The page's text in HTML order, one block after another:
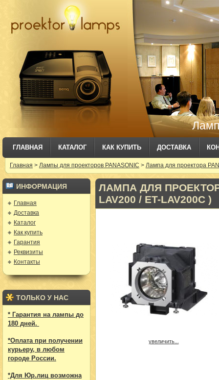
ГЛАВНАЯ КАТАЛОГ КАК КУПИТЬ ДОСТАВКА
Главная > Лампы для проекторов PANASONIC > Лампа для проектора
ИНФОРМАЦИЯ
Главная
Доставка
Каталог
Как купить
Гарантия
Реквизиты
Контакты
ТОЛЬКО У НАС
* Гарантия на лампы до
180 дней.
*Оплата при получении
курьеру, в любом
городе России.
*Для Юр.лиц возможна
ЛАМПА ДЛЯ ПРОЕКТОРА
LAV200 / ET-LAV200C )
увеличить...